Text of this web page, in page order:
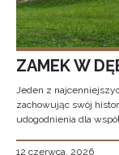
ZAMEK W
Jeden z
zachowując swój
udogodnienia dla
12 czerwca, 2026